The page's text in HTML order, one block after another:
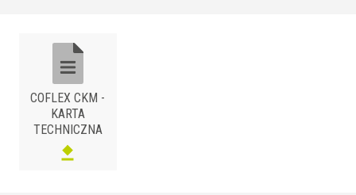
ALUMINUM/ NATURALNE
klasycznymi detalami.
COFLEX CKM -
KARTA
TECHNICZNA